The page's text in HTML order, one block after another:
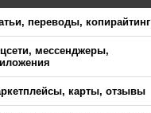
переводы, копирайтинг
мессенджеры,
карты, отзывы